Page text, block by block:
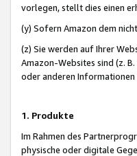
vorlegen, stellt dies einen
(y) Sofern Amazon dem
(z) Sie werden auf Ihrer
Amazon-Websites sind (z.
oder anderen Informationen
1. Produkte
Im Rahmen des
physische oder digitale